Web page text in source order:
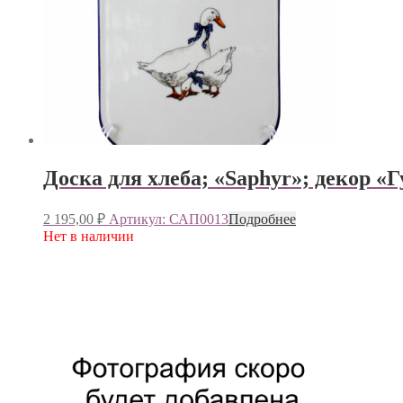
Доска для хлеба; «Saphyr»; декор
2 195,00 ₽ Артикул: САП0013Подробнее
Нет в наличии